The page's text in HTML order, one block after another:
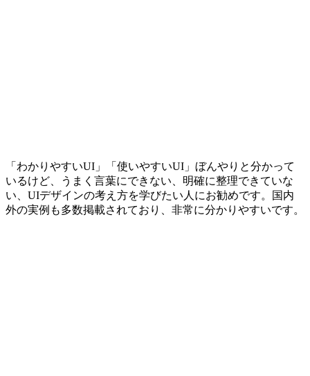
「わかりやすいUI」「使いやすいUI」ぼんやりと分かって
いるけど、うまく言葉にできない、明確に整理できていな
い、UIデザインの考え方を学びたい人にお勧めです。国内
外の実例も多数掲載されており、非常に分かりやすいです。